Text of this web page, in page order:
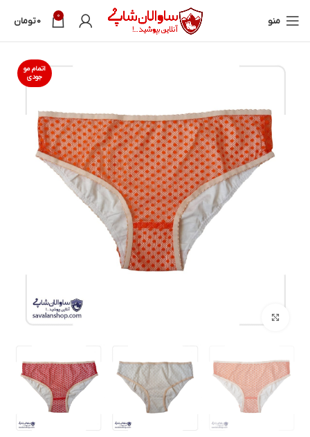
منو 0
0تومان
اتمام مو
جودی